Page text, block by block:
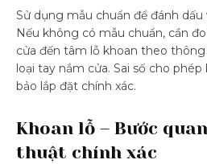
Sử dụng mẫu chuẩn để đánh dấu
Nếu không có mẫu chuẩn, cần
cửa đến tâm lỗ khoan theo
loại tay nắm cửa. Sai số cho
bảo lắp đặt chính xác.
Khoan lỗ – Bước
thuật chính xác